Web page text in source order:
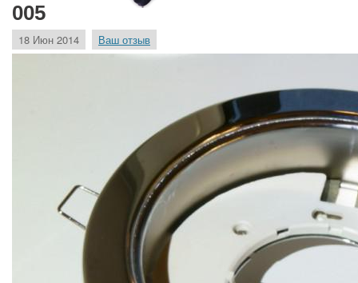
005
18 Июн 2014 Ваш отзыв